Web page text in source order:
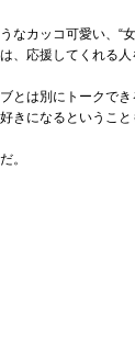
なカッコ可愛い、“
、応援してくれる
とは別にトークで
きになるということ
。